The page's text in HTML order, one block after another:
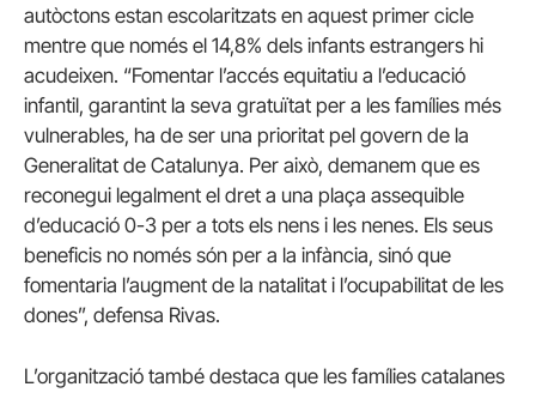
autòctons estan escolaritzats en aquest primer cicle
mentre que només el 14,8% dels infants estrangers hi
acudeixen. “Fomentar l’accés equitatiu a l’educació
infantil, garantint la seva gratuïtat per a les famílies més
vulnerables, ha de ser una prioritat pel govern de la
Generalitat de Catalunya. Per això, demanem que es
reconegui legalment el dret a una plaça assequible
d’educació 0-3 per a tots els nens i les nenes. Els seus
beneficis no només són per a la infància, sinó que
fomentaria l’augment de la natalitat i l’ocupabilitat de les
dones”, defensa Rivas.
L’organització també destaca que les famílies catalanes